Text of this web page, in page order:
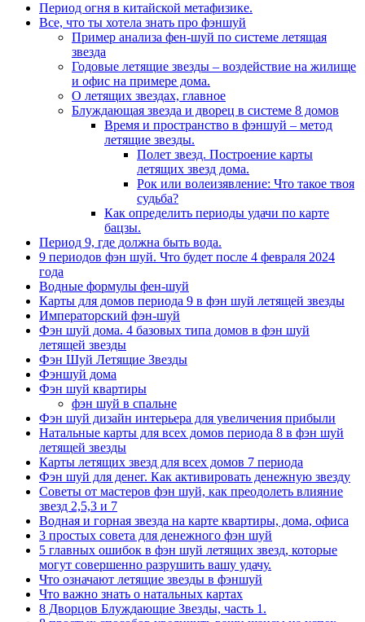
Период огня в китайской метафизике.
Все, что ты хотела знать про фэншуй
Пример анализа фен-шуй по системе летящая
звезда
Годовые летящие звезды – воздействие на жилище
и офис на примере дома.
О летящих звездах, главное
Блуждающая звезда и дворец в системе 8 домов
Время и пространство в фэншуй – метод
летящие звезды.
Полет звезд. Построение карты
летящих звезд дома.
Рок или волеизявление: Что такое твоя
судьба?
Как определить периоды удачи по карте
бацзы.
Период 9, где должна быть вода.
9 периодов фэн шуй. Что будет после 4 февраля 2024
года
Водные формулы фен-шуй
Карты для домов периода 9 в фэн шуй летящей звезды
Императорский фэн-шуй
Фэн шуй дома. 4 базовых типа домов в фэн шуй
летящей звезды
Фэн Шуй Летящие Звезды
Фэншуй дома
Фэн шуй квартиры
фэн шуй в спальне
Фэн шуй дизайн интерьера для увеличения прибыли
Натальные карты для всех домов периода 8 в фэн шуй
летящей звезды
Карты летящих звезд для всех домов 7 периода
Фэн шуй для денег. Как активировать денежную звезду
Советы от мастеров фэн шуй, как преодолеть влияние
звезд 2,5,3 и 7
Водная и горная звезда на карте квартиры, дома, офиса
3 простых совета для денежного фэн шуй
5 главных ошибок в фэн шуй летящих звезд, которые
могут совершенно разрушить вашу удачу.
Что означают летящие звезды в фэншуй
Что важно знать о натальных картах
8 Дворцов Блуждающие Звезды, часть 1.